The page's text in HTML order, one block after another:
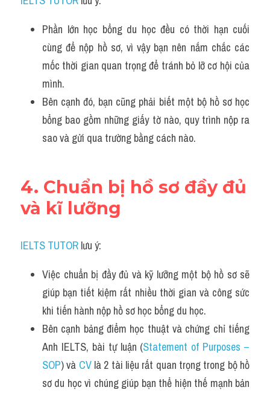
Phần lớn học bổng du học đều có thời hạn cuối
cùng để nộp hồ sơ, vì vậy bạn nên nắm chắc các
mốc thời gian quan trọng để tránh bỏ lỡ cơ hội của
mình.
Bên cạnh đó, bạn cũng phải biết một bộ hồ sơ học
bổng bao gồm những giấy tờ nào, quy trình nộp ra
sao và gửi qua trường bằng cách nào.
4. Chuẩn bị hồ sơ đầy đủ
và kĩ lưỡng
IELTS TUTOR lưu ý:
Việc chuẩn bị đầy đủ và kỹ lưỡng một bộ hồ sơ sẽ
giúp bạn tiết kiệm rất nhiều thời gian và công sức
khi tiến hành nộp hồ sơ học bổng du học.
Bên cạnh bảng điểm học thuật và chứng chỉ tiếng
Anh IELTS, bài tự luận (Statement of Purposes –
SOP) và CV là 2 tài liệu rất quan trọng trong bộ hồ
sơ du học vì chúng giúp bạn thể hiện thế mạnh bản